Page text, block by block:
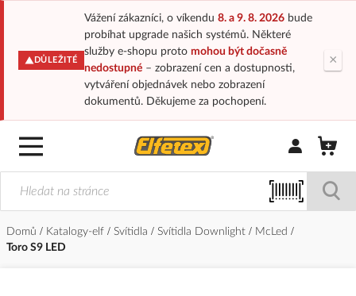
DŮLEŽITÉ
Vážení zákazníci, o víkendu 8. a 9. 8. 2026bude
probíhat upgrade našich systémů. Některé
služby e-shopu proto mohou být dočasně
nedostupné– zobrazení cen a dostupnosti,
vytváření objednávek nebo zobrazení
dokumentů. Děkujeme za pochopení.
×
Přihlásit/
Domů Katalogy-elf Svítidla Svítidla Downlight
McLed
Toro S9 LED